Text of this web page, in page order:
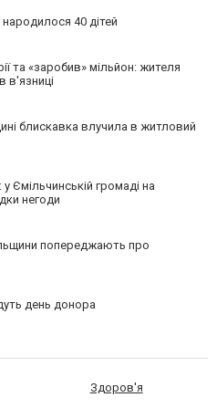
народилося 40 дітей
та «заробив» мільйон: жителя
в'язниці
блискавка влучила в житловий
Ємільчинській громаді на
негоди
попереджають про
день донора
Здоров'я